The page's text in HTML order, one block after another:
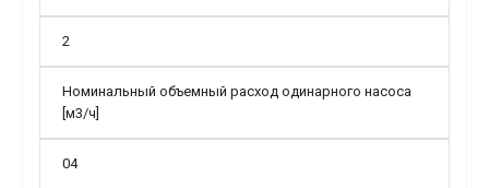
2
Номинальный объемный расход одинарного насоса
[м3/ч]
04